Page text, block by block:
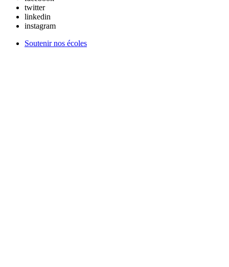
twitter
linkedin
instagram
Soutenir nos écoles